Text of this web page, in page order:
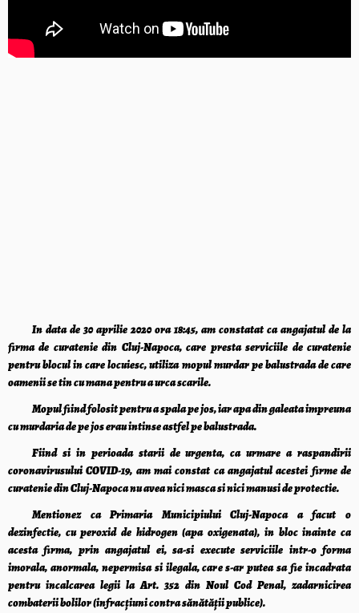
In data de 30 aprilie 2020 ora 18:45, am constatat ca angajatul de la
firma de curatenie din Cluj-Napoca, care presta serviciile de curatenie
pentru blocul in care locuiesc, utiliza mopul murdar pe balustrada de care
oamenii se tin cu mana pentru a urca scarile.
Mopul fiind folosit pentru a spala pe jos, iar apa din galeata impreuna
cu murdaria de pe jos erau intinse astfel pe balustrada.
Fiind si in perioada starii de urgenta, ca urmare a raspandirii
coronavirusului COVID-19, am mai constat ca angajatul acestei firme de
curatenie din Cluj-Napoca nu avea nici masca si nici manusi de protectie.
Mentionez ca Primaria Municipiului Cluj-Napoca a facut o
dezinfectie, cu peroxid de hidrogen (apa oxigenata), in bloc inainte ca
acesta firma, prin angajatul ei, sa-si execute serviciile intr-o forma
imorala, anormala, nepermisa si ilegala, care s-ar putea sa fie incadrata
pentru incalcarea legii la Art. 352 din Noul Cod Penal, zadarnicirea
combaterii bolilor (infracţiuni contra sănătăţii publice).